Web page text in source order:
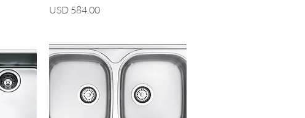
Precio
USD 584.00